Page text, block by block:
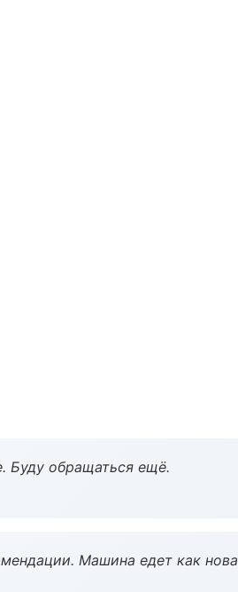
Буду обращаться ещё.
Машина едет как